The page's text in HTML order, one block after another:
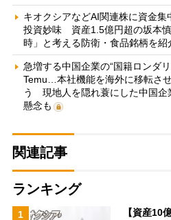
キオクシアなどAI関連株に資金集
投資妙味 資産1.5億円超の坂本
時」と考える防衛・食品銘柄を紹
急増する中国企業の“国籍ロンダ
Temu…本社機能を海外に移転さ
う 現地人を隠れ蓑にした中国企
懸念も
関連記事
ランキング
1
【資産10